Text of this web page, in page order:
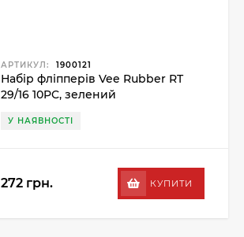
АРТИКУЛ: 1900121
Набір фліпперів Vee Rubber RT
29/16 10PC, зелений
У НАЯВНОСТІ
272 грн. КУПИТИ